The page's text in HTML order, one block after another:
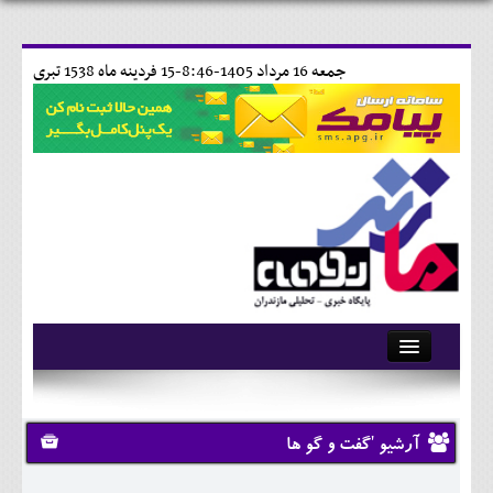
15 فردينه ماه 1538 تبری جمعه 16 مرداد 1405-8:46-
آرشیو
تماس با ما
وبلاگ
آرشیو 'گفت و گو ها